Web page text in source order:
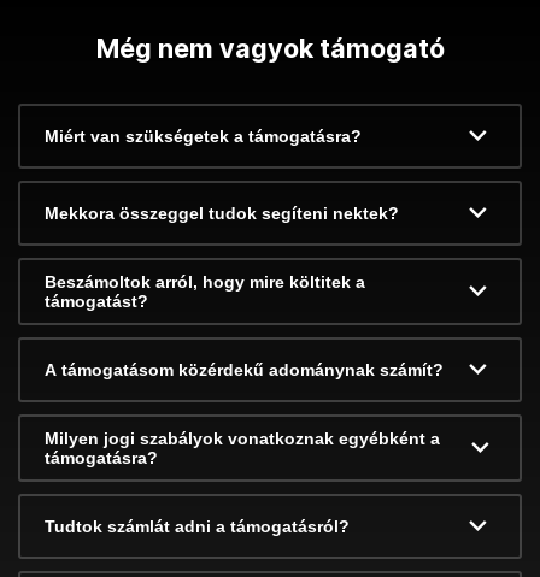
Még nem vagyok támogató
Miért van szükségetek a támogatásra?
Mekkora összeggel tudok segíteni nektek?
Beszámoltok arról, hogy mire költitek a
támogatást?
A támogatásom közérdekű adománynak számít?
Milyen jogi szabályok vonatkoznak egyébként a
támogatásra?
Tudtok számlát adni a támogatásról?